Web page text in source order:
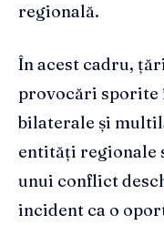
regională.
În acest cadru,
provocări
bilaterale și
entități regionale
unui conflict
incident ca o